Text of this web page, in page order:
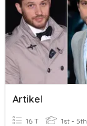
Artikel
16 T 1st - 5th